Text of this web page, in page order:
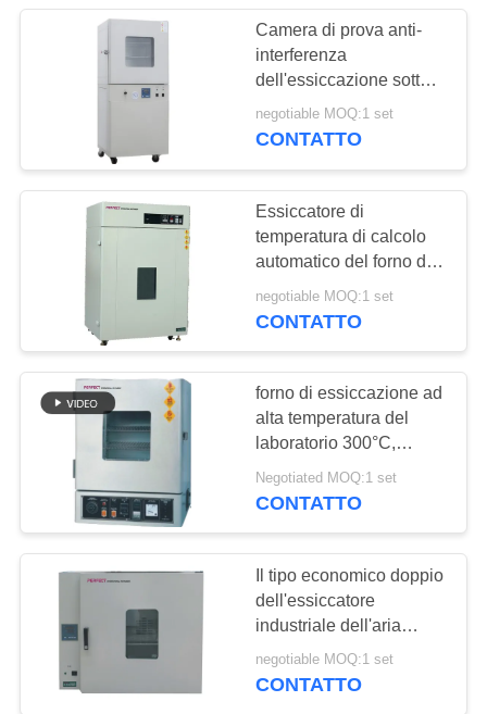
GIRO
FABBRICA
CONTROLLO
DI
QUALITÀ
RICHIEDA
UNA
CITAZIONE
MAPPA
PRIVACY
POLICY
Macchina test
Macchina per prova
materiali
21
Macchina di test di
compressione
Camera di prova anti-
interferenza
dell'essiccazione sotto
vuoto del laboratorio del
forno di essiccazione
negotiable MOQ:1 set
CONTATTO
Essiccatore di
temperatura di calcolo
automatico del forno di
essiccazione dell'aria
calda del visualizzatore
negotiable MOQ:1 set
CONTATTO
forno di essiccazione ad
alta temperatura del
laboratorio 300°C,
esterno di laccatura di
sigillamento della porta
Negotiated MOQ:1 set
CONTATTO
Il tipo economico doppio
dell'essiccatore
industriale dell'aria
calda del forno ha
parteggiato la protezione
negotiable MOQ:1 set
CONTATTO